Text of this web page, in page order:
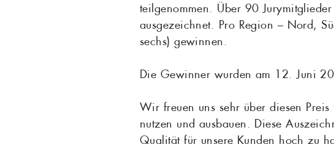
teilgenommen. Über 90
ausgezeichnet. Pro Region – Nord,
sechs) gewinnen.
Die Gewinner wurden am 12. Juni
Wir freuen uns sehr über diesen
nutzen und ausbauen. Diese
Qualität für unsere Kunden hoch zu